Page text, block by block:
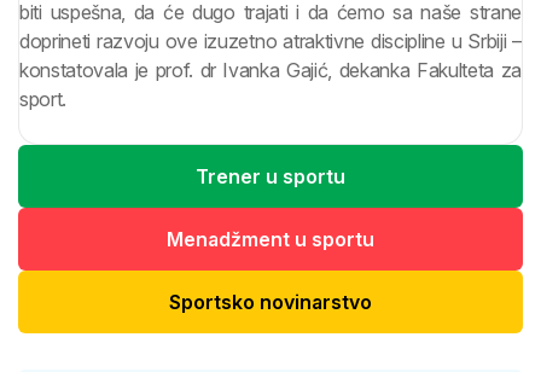
biti uspešna, da će dugo trajati i da ćemo sa naše strane
doprineti razvoju ove izuzetno atraktivne discipline u Srbiji –
konstatovala je prof. dr Ivanka Gajić, dekanka Fakulteta za
sport.
Trener u sportu
Menadžment u sportu
Sportsko novinarstvo